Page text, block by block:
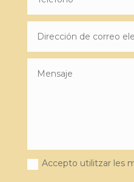
Accepto utilitzar les